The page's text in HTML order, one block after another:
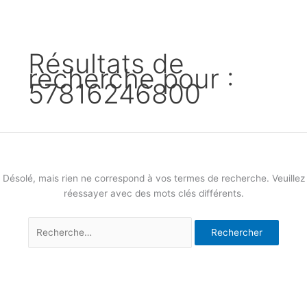
Résultats de
recherche pour :
57816246800
Désolé, mais rien ne correspond à vos termes de recherche. Veuillez
réessayer avec des mots clés différents.